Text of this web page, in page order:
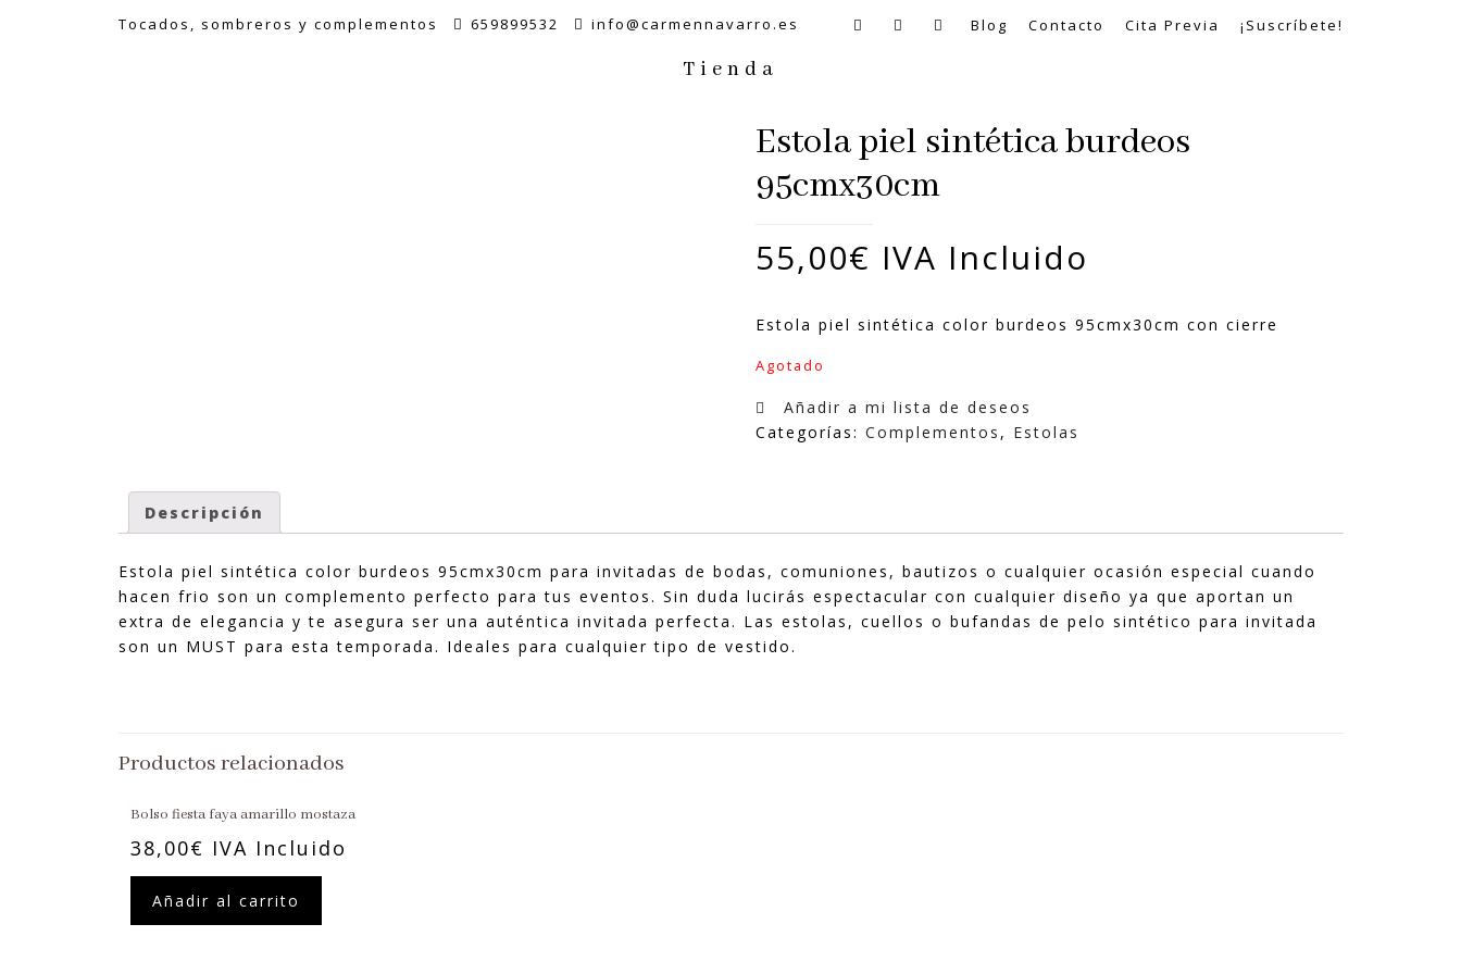
Tocados, sombreros y complementos 659899532 info@carmennavarro.es Blog Contacto Cita Previa ¡Suscríbete!
Tienda
Estola piel sintética burdeos
95cmx30cm
55,00€ IVA Incluido
Estola piel sintética color burdeos 95cmx30cm con cierre
Agotado
Añadir a mi lista de deseos
Categorías: Complementos , Estolas
Descripción
Estola piel sintética color burdeos 95cmx30cm para invitadas de bodas, comuniones, bautizos o cualquier ocasión especial cuando
hacen frio son un complemento perfecto para tus eventos. Sin duda lucirás espectacular con cualquier diseño ya que aportan un
extra de elegancia y te asegura ser una auténtica invitada perfecta. Las estolas, cuellos o bufandas de pelo sintético para invitada
son un MUST para esta temporada. Ideales para cualquier tipo de vestido.
Productos relacionados
Bolso fiesta faya amarillo mostaza
38,00€ IVA Incluido
Añadir al carrito